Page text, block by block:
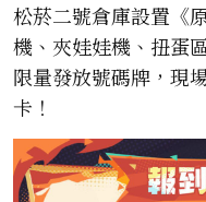
松菸二號倉庫設置《
機、夾娃娃機、扭蛋
限量發放號碼牌，現
卡！